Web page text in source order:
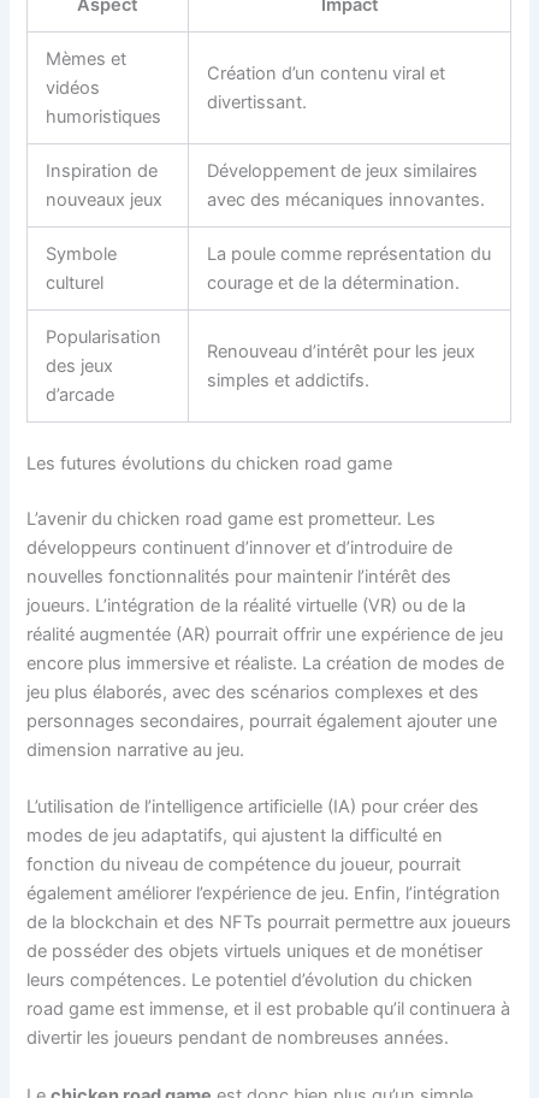
Aspect Impact
Mèmes et
vidéos
humoristiques
Création d’un contenu viral et
divertissant.
Inspiration de
nouveaux jeux
Développement de jeux similaires
avec des mécaniques innovantes.
Symbole
culturel
La poule comme représentation du
courage et de la détermination.
Popularisation
des jeux
d’arcade
Renouveau d’intérêt pour les jeux
simples et addictifs.
Les futures évolutions du chicken road game
L’avenir du chicken road game est prometteur. Les
développeurs continuent d’innover et d’introduire de
nouvelles fonctionnalités pour maintenir l’intérêt des
joueurs. L’intégration de la réalité virtuelle (VR) ou de la
réalité augmentée (AR) pourrait offrir une expérience de jeu
encore plus immersive et réaliste. La création de modes de
jeu plus élaborés, avec des scénarios complexes et des
personnages secondaires, pourrait également ajouter une
dimension narrative au jeu.
L’utilisation de l’intelligence artificielle (IA) pour créer des
modes de jeu adaptatifs, qui ajustent la difficulté en
fonction du niveau de compétence du joueur, pourrait
également améliorer l’expérience de jeu. Enfin, l’intégration
de la blockchain et des NFTs pourrait permettre aux joueurs
de posséder des objets virtuels uniques et de monétiser
leurs compétences. Le potentiel d’évolution du chicken
road game est immense, et il est probable qu’il continuera à
divertir les joueurs pendant de nombreuses années.